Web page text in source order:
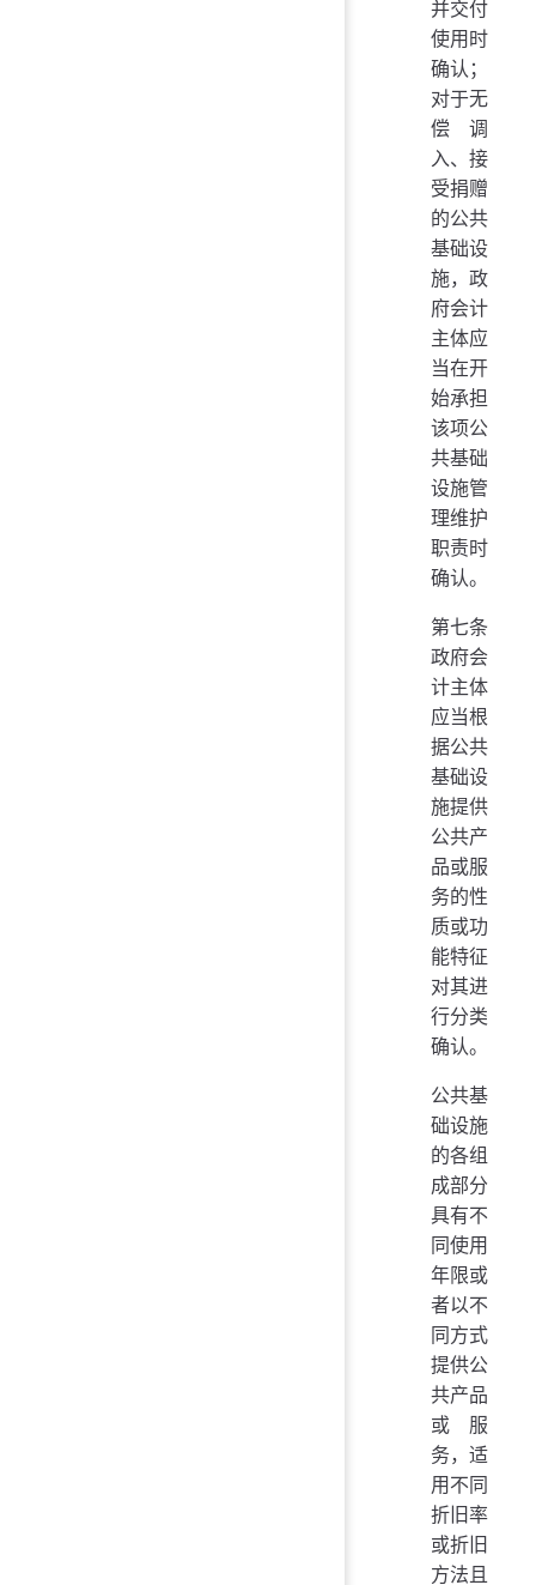
并交付
使用时
确认；
对于无
偿调
入、接
受捐赠
的公共
基础设
施，政
府会计
主体应
当在开
始承担
该项公
共基础
设施管
理维护
职责时
确认。
第七条
政府会
计主体
应当根
据公共
基础设
施提供
公共产
品或服
务的性
质或功
能特征
对其进
行分类
确认。
公共基
础设施
的各组
成部分
具有不
同使用
年限或
者以不
同方式
提供公
共产品
或服
务，适
用不同
折旧率
或折旧
方法且